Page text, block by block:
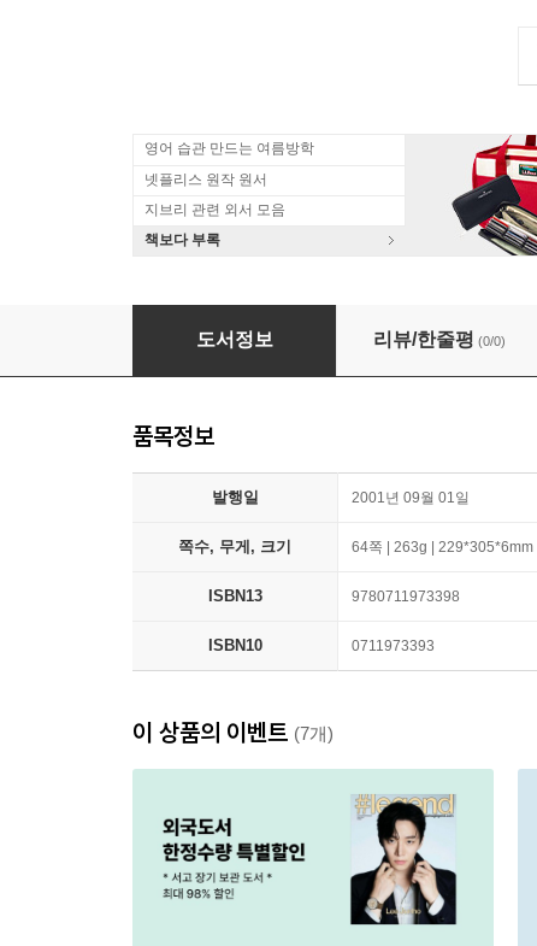
영어 습관 만드는 여름방학
넷플리스 원작 원서
지브리 관련 외서 모음
책보다 부록
Charlotte Church
도서정보 리뷰/한줄평 (0/0)
품목정보
발행일 2001년 09월 01일
쪽수, 무게, 크기 64쪽 | 263g | 229*305*6mm
ISBN13 9780711973398
ISBN10 0711973393
이 상품의 이벤트 (7개)